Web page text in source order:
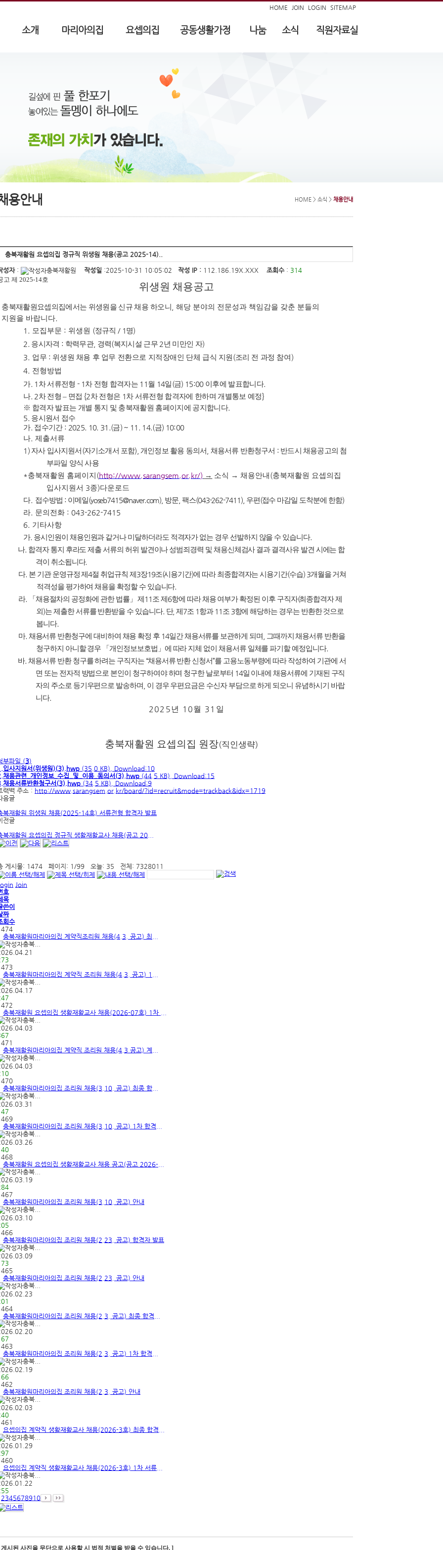
HOME JOIN LOGIN SITEMAP
소개 마리아의집 요셉의집 공동생활가정 나눔 소식 직원자료실
용안내 HOME > 소식 > 채용안내
충북재활원 요셉의집 정규직 위생원 채용(공고 2025-14)..
성자: 충북재활원 작성일 :2025-10-31 10:05:02 작성 IP : 112.186.19X.XXX 조회수: 314
고 제 2025-14호
위생원 채용공고
충북재활원 요셉의집에서는 위생원을 신규 채용 하오니
해당 분야의 전문성과 책임감을 갖춘 분들의
지원을 바랍니다
1.
모집부문 : 위생원 (정규직 / 1명)
2. 응시자격 : 학력무관, 경력(복지시설 근무 2년 미만인 자)
3. 업무 : 위생원 채용 후 업무 전환으로 지적장애인 단체 급식 지원 (조리 전 과정 참여 )
4. 전형방법
가. 1 차 서류전형- 1차 전형 합격자는 11월 14일(금) 15:00 이후에 발표합니다.
나. 2차 전형– 면접{2차 전형은 1차 서류전형 합격자에 한하며 개별통보 예정}
※ 합격자 발표는 개별 통지 및 충북재활원 홈페이지에 공지합니다.
5. 응시원서 접수
가. 접수기간 : 2025. 10. 31.(금) ~ 11. 14.(금) 10:00
나 .제출서류
1) 자사 입사지원서 (자기소개서 포함), 개인정보 활용 동의서 채용서류 반환청구서 : 반드시 채용공고의 첨
부파일 양식 사용
*충북재활원 홈페이지 (http://www.sarangsem.or.kr/) → 소식 → 채용안내 (충북재활원 요셉의집
입사지원서 3종)다운로드
다
접수방법 : 이메일(yoseb7415@naver.com), 방문 팩스(043-262-7411), 우편(접수 마감일 도착분에 한함)
라
문의전화 : 043-262-7415
6. 기타사항
가. 응시인원이 채용인원과 같거나 미달하더라도 적격자가 없는 경우 선발하지 않을 수 있습니다.
나. 합격자 통지 후라도 제출 서류의 허위 발견이나 성범죄경력 및 채용신체검사 결과 결격사유 발견 시에는 합
격이 취소됩니다.
다. 본 기관 운영규정 제4절 취업규칙 제 3장19조(시용기간)에 따라 최종합격자는 시용기간(수습) 3개월을 거쳐
적격성을 평가하여 채용을 확정할 수 있습니다.
라. 「 채용절차의 공정화에 관한 법률」제 11조 제 6항에 따라 채용 여부가 확정된 이후 구직자(최종합격자 제
외 )는 제출한 서류를 반환받을 수 있습니다. 단,제 7조 1항과 11조 3항에 해당하는 경우는 반환한 것으로
봅니다.
마. 채용서류 반환청구에 대비하여 채용 확정 후 14일간 채용서류를 보관하게 되며
그때까지 채용서류 반환을
청구하지 아니할 경우
「 개인정보보호법 」 에 따라 지체 없이 채용서류 일체를 파기할 예정입니다.
바. 채용서류 반환 청구를 하려는 구직자는 “채용서류 반환 신청서”를 고용노동부령에 따라 작성하여 기관에 서
면 또는 전자적 방법으로 본인이 청구하여야 하며 청구한 날로부터 14일 이내에 채용서류에 기재된 구직
자의 주소로 등기우편으로 발송하며
이 경우 우편요금은 수신자 부담으로 하게 되오니 유념하시기 바랍
니다.
2025 년 10월 31 일
충북재활원 요셉의집 원장(직인생략)
부파일 (3)
입사지원서(위생원)(3).hwp (35.0 KB), Download:10
채용관련_개인정보_수집_및_이용_동의서(3).hwp (44.5 KB), Download:15
채용서류반환청구서(3).hwp (34.5 KB), Download:9
랙백 주소 : http://www.sarangsem.or.kr/board/?id=recruit&mode=trackback&idx=1719
음글
북재활원 위생원 채용(2025-14호) 서류전형 합격자 발표
전글
북재활원 요셉의집 정규직 생활재활교사 채용(공고 20...
게시물: 1474 페이지: 1 /99 오늘: 35 전체: 7328011
Join
호
목
쓴이
짜
회수
충북재활원마리아의집 계약직조리원 채용(4.3. 공고) 최...
충북...
충북재활원마리아의집 계약직 조리원 채용(4.3. 공고) 1...
충북...
충북재활원 요셉의집 생활재활교사 채용(2026-07호) 1차 ...
충북...
충북재활원마리아의집 계약직 조리원 채용(4.3 공고) 계...
충북...
충북재활원마리아의집 조리원 채용(3.10. 공고) 최종 합...
충북...
충북재활원마리아의집 조리원 채용(3.10. 공고) 1차 합격...
충북...
충북재활원 요셉의집 생활재활교사 채용 공고(공고 2026-...
충북...
충북재활원마리아의집 조리원 채용(3.10. 공고) 안내
충북...
충북재활원마리아의집 조리원 채용(2.23. 공고) 합격자 발표
충북...
충북재활원마리아의집 조리원 채용(2.23. 공고) 안내
충북...
충북재활원마리아의집 조리원 채용(2.3. 공고) 최종 합격...
충북...
충북재활원마리아의집 조리원 채용(2.3. 공고) 1차 합격...
충북...
충북재활원마리아의집 조리원 채용(2.3. 공고) 안내
충북...
요셉의집 계약직 생활재활교사 채용(2026-3호) 최종 합격...
충북...
요셉의집 계약직 생활재활교사 채용(2026-3호) 1차 서류...
충북...
23456789 10
시된 사진을 무단으로 사용할 시 법적 처벌을 받을 수 있습니다. ]